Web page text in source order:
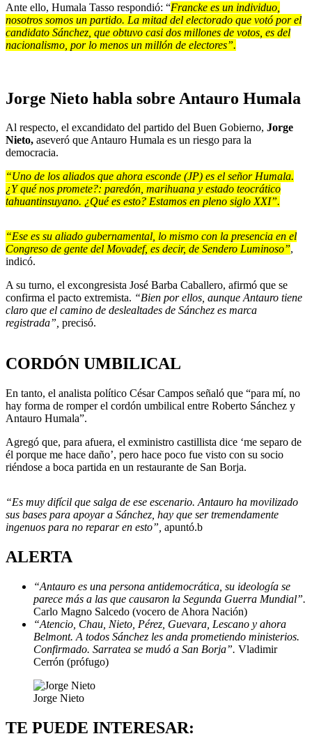
Ante ello, Humala Tasso respondió: “Francke es un individuo,
nosotros somos un partido. La mitad del electorado que votó por el
candidato Sánchez, que obtuvo casi dos millones de votos, es del
nacionalismo, por lo menos un millón de electores”.
Jorge Nieto habla sobre Antauro Humala
Al respecto, el excandidato del partido del Buen Gobierno, Jorge
Nieto, aseveró que Antauro Humala es un riesgo para la
democracia.
“Uno de los aliados que ahora esconde (JP) es el señor Humala.
¿Y qué nos promete?: paredón, marihuana y estado teocrático
tahuantinsuyano. ¿Qué es esto? Estamos en pleno siglo XXI”.
“Ese es su aliado gubernamental, lo mismo con la presencia en el
Congreso de gente del Movadef, es decir, de Sendero Luminoso”,
indicó.
A su turno, el excongresista José Barba Caballero, afirmó que se
confirma el pacto extremista. “Bien por ellos, aunque Antauro tiene
claro que el camino de deslealtades de Sánchez es marca
registrada”, precisó.
CORDÓN UMBILICAL
En tanto, el analista político César Campos señaló que “para mí, no
hay forma de romper el cordón umbilical entre Roberto Sánchez y
Antauro Humala”.
Agregó que, para afuera, el exministro castillista dice ‘me separo de
él porque me hace daño’, pero hace poco fue visto con su socio
riéndose a boca partida en un restaurante de San Borja.
“Es muy difícil que salga de ese escenario. Antauro ha movilizado
sus bases para apoyar a Sánchez, hay que ser tremendamente
ingenuos para no reparar en esto”, apuntó.b
ALERTA
“Antauro es una persona antidemocrática, su ideología se
parece más a las que causaron la Segunda Guerra Mundial”.
Carlo Magno Salcedo (vocero de Ahora Nación)
“Atencio, Chau, Nieto, Pérez, Guevara, Lescano y ahora
Belmont. A todos Sánchez les anda prometiendo ministerios.
Confirmado. Sarratea se mudó a San Borja”. Vladimir
Cerrón (prófugo)
Jorge Nieto
TE PUEDE INTERESAR: